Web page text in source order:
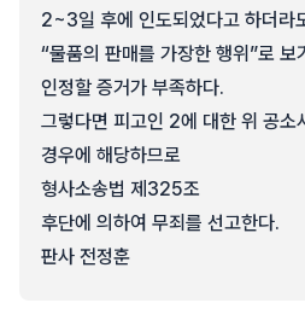
2~3일 후에 인도되었다고 하더라
“물품의 판매를 가장한 행위”로 보
인정할 증거가 부족하다.
그렇다면 피고인 2에 대한 위 공소
경우에 해당하므로
형사소송법 제325조
후단에 의하여 무죄를 선고한다.
판사 전정훈